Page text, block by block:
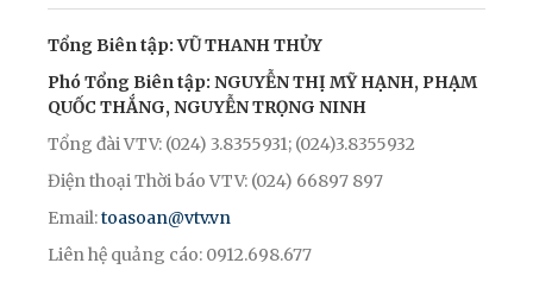
Tổng Biên tập: VŨ THANH THỦY
Phó Tổng Biên tập: NGUYỄN THỊ MỸ HẠNH, PHẠM
QUỐC THẮNG, NGUYỄN TRỌNG NINH
Tổng đài VTV: (024) 3.8355931; (024)3.8355932
Điện thoại Thời báo VTV: (024) 66897 897
Email:toasoan@vtv.vn
Liên hệ quảng cáo: 0912.698.677